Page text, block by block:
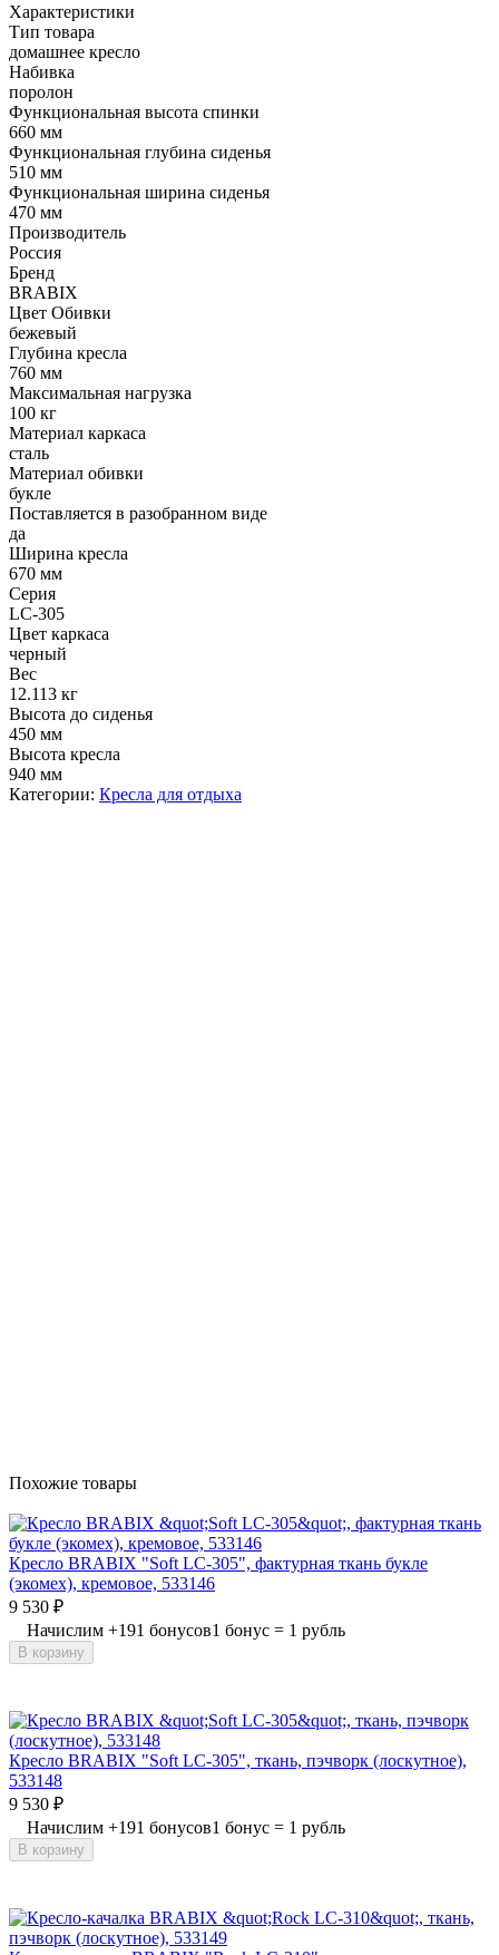
Характеристики
Тип товара
домашнее кресло
Набивка
поролон
Функциональная высота спинки
660 мм
Функциональная глубина сиденья
510 мм
Функциональная ширина сиденья
470 мм
Производитель
Россия
Бренд
BRABIX
Цвет Обивки
бежевый
Глубина кресла
760 мм
Максимальная нагрузка
100 кг
Материал каркаса
сталь
Материал обивки
букле
Поставляется в разобранном виде
да
Ширина кресла
670 мм
Серия
LC-305
Цвет каркаса
черный
Вес
12.113 кг
Высота до сиденья
450 мм
Высота кресла
940 мм
Категории: Кресла для отдыха
Похожие товары
Кресло BRABIX "Soft LC-305", фактурная ткань букле
(экомех), кремовое, 533146
9 530 ₽
Начислим +191 бонусов1 бонус = 1 рубль
В корзину
Кресло BRABIX "Soft LC-305", ткань, пэчворк (лоскутное),
533148
9 530 ₽
Начислим +191 бонусов1 бонус = 1 рубль
В корзину